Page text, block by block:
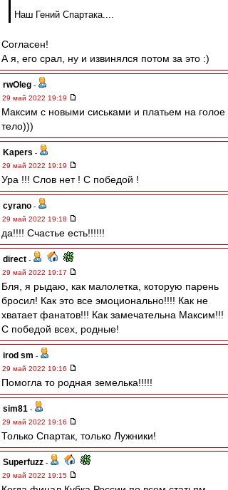
Наш Гений Спартака....
Согласен!
А я, его срал, ну и извинялся потом за это :)
rwOleg -
29 май 2022 19:19
Максим с новыми сиськами и платьем на голое
тело)))
Kapers -
29 май 2022 19:19
Ура !!! Слов нет ! С победой !
cyrano -
29 май 2022 19:18
да!!!! Счастье есть!!!!!!
direct -
29 май 2022 19:17
Бля, я рыдаю, как малолетка, которую парень
бросил! Как это все эмоционально!!!! Как не
хватает фанатов!!! Как замечательна Максим!!!
С победой всех, родные!
irod sm -
29 май 2022 19:16
Помогла то родная земелька!!!!!
sim81 -
29 май 2022 19:16
Только Спартак, только Лужники!
Superfuzz -
29 май 2022 19:15